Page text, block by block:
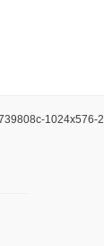
1024x576-2